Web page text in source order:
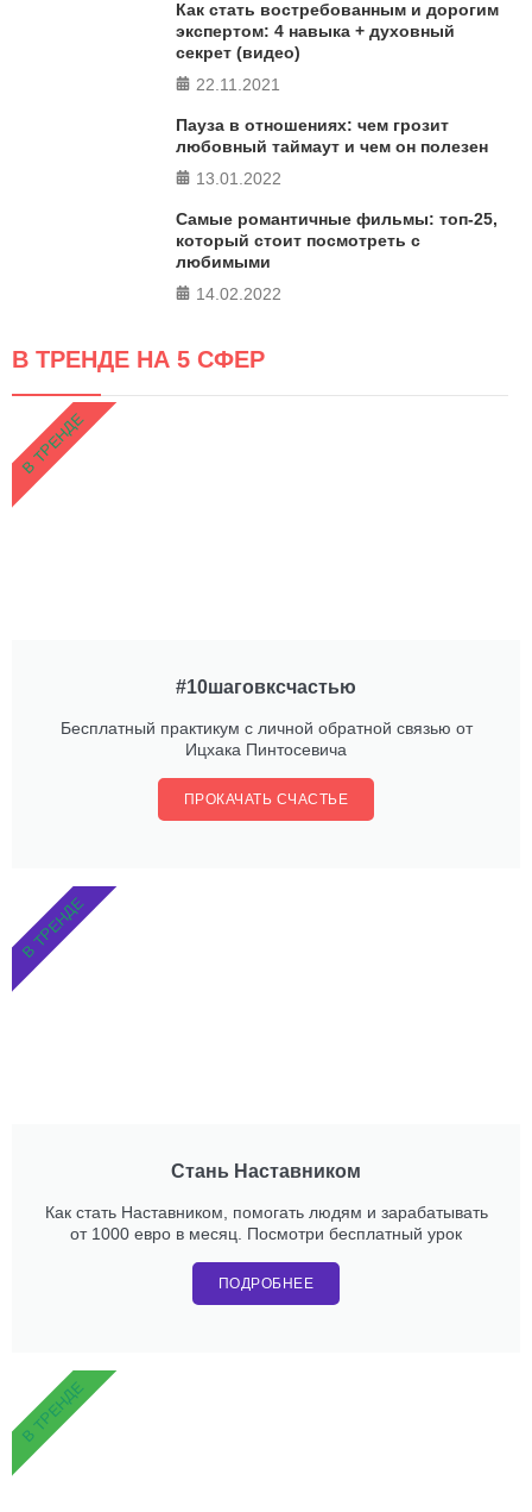
Как стать востребованным и дорогим
экспертом: 4 навыка + духовный
секрет (видео)
22.11.2021
Пауза в отношениях: чем грозит
любовный таймаут и чем он полезен
13.01.2022
Самые романтичные фильмы: топ-25,
который стоит посмотреть с
любимыми
14.02.2022
В ТРЕНДЕ НА 5 СФЕР
#10шаговксчастью
Бесплатный практикум с личной обратной связью от
Ицхака Пинтосевича
ПРОКАЧАТЬ СЧАСТЬЕ
В ТРЕНДЕ
Стань Наставником
Как стать Наставником, помогать людям и зарабатывать
от 1000 евро в месяц. Посмотри бесплатный урок
ПОДРОБНЕЕ
В ТРЕНДЕ
В ТРЕНДЕ